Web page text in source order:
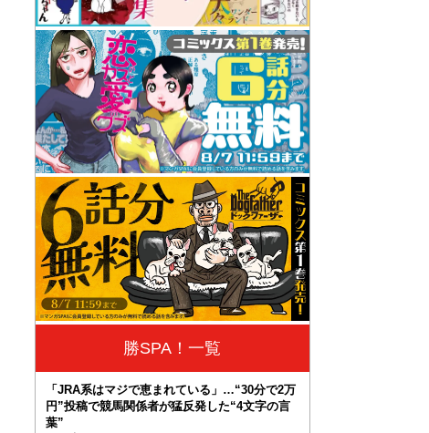
勝SPA！一覧
「JRA系はマジで恵まれている」…“30分で2万
円”投稿で競馬関係者が猛反発した“4文字の言
葉”